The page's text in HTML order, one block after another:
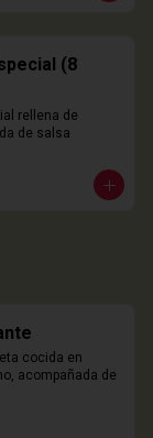
(8
rellena de
de salsa
cocida en
acompañada de